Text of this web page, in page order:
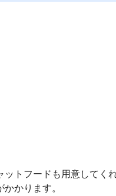
トフードも用意してくれ
かります。